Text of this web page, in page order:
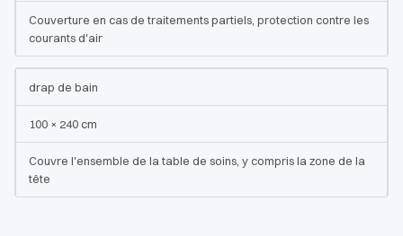
Couverture en cas de traitements partiels, protection contre les
courants d'air
drap de bain
100 × 240 cm
Couvre l'ensemble de la table de soins, y compris la zone de la
tête